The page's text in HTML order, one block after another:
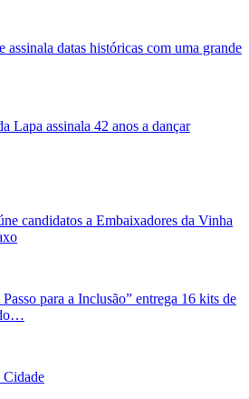
datas históricas com uma grande
Lapa assinala 42 anos a dançar
candidatos a Embaixadores da Vinha
para a Inclusão” entrega 16 kits de
Cidade